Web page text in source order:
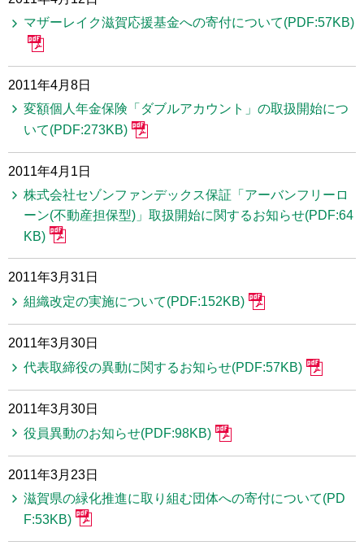
マザーレイク滋賀応援基金への寄付について(PDF:57KB)
2011年4月8日
変額個人年金保険「ダブルアカウント」の取扱開始につ
いて(PDF:273KB)
2011年4月1日
株式会社セゾンファンデックス保証「アーバンフリーロ
ーン(不動産担保型)」取扱開始に関するお知らせ(PDF:64
KB)
2011年3月31日
組織改定の実施について(PDF:152KB)
2011年3月30日
代表取締役の異動に関するお知らせ(PDF:57KB)
2011年3月30日
役員異動のお知らせ(PDF:98KB)
2011年3月23日
滋賀県の緑化推進に取り組む団体への寄付について(PD
F:53KB)